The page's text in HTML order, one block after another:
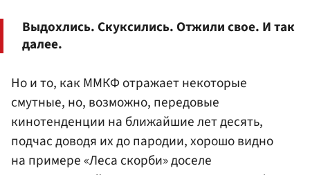
Выдохлись. Скуксились. Отжили свое. И так
далее.
Но и то, как ММКФ отражает некоторые
смутные, но, возможно, передовые
кинотенденции на ближайшие лет десять,
подчас доводя их до пародии, хорошо видно
на примере «Леса скорби» доселе